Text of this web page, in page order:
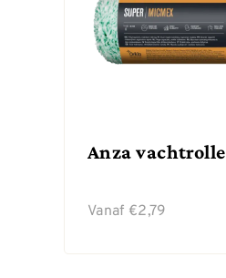
Anza
Vanaf €2,79